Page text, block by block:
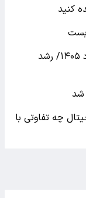
کنید
بست
نرخ ارز دلار، طلا سکه و یورو امروز ۱۵ مرداد ۱۴۰۵/ رشد
شد
چه تفاوتی با